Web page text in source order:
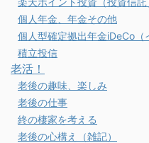
個人年金、年金その他
個人型確定拠出年金iDeCo（
積立投信
老活！
老後の趣味、楽しみ
老後の仕事
終の棲家を考える
老後の心構え（雑記）